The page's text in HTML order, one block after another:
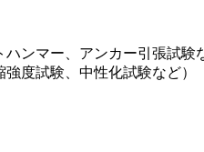
ンマー、アンカー引張試験
度試験、中性化試験など）